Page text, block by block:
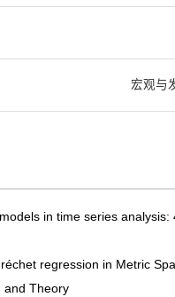
宏观与
in time series analysis:
regression in Metric
and Theory